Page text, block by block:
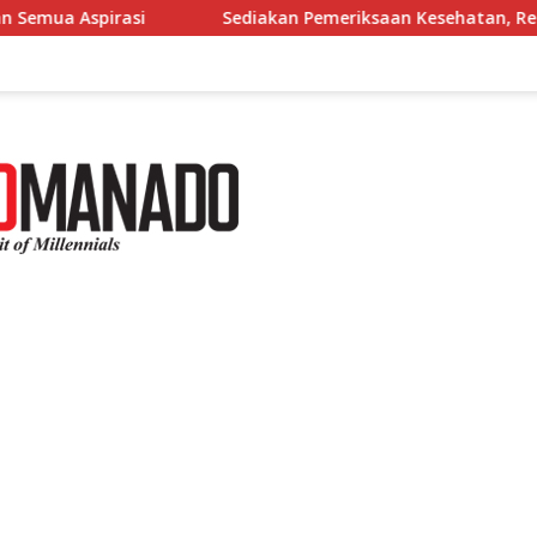
Sediakan Pemeriksaan Kesehatan, Reses Dhea